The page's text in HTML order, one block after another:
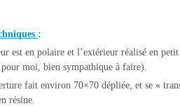
:
est en polaire et l’extérieur réalisé en
moi, bien sympathique à faire).
fait environ 70×70 dépliée, et se «
résine.